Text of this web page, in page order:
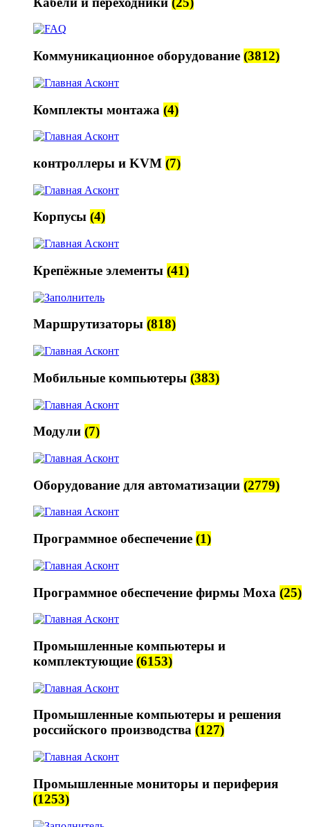
Коммуникационное оборудование (3812)
Комплекты монтажа (4)
контроллеры и KVM (7)
Корпусы (4)
Крепёжные элементы (41)
Маршрутизаторы (818)
Мобильные компьютеры (383)
Модули (7)
Оборудование для автоматизации (2779)
Программное обеспечение (1)
Программное обеспечение фирмы Moxa (25)
Промышленные компьютеры и
комплектующие (6153)
Промышленные компьютеры и решения
российского производства (127)
Промышленные мониторы и периферия
(1253)